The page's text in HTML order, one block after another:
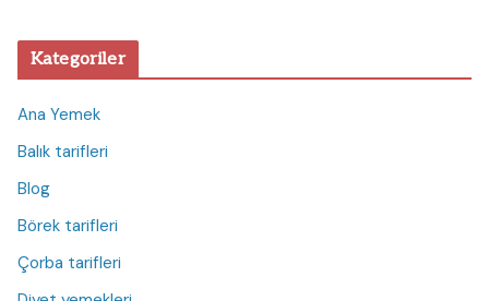
Kategoriler
Ana Yemek
Balık tarifleri
Blog
Börek tarifleri
Çorba tarifleri